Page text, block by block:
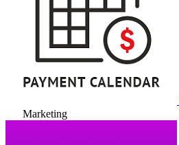
Marketing